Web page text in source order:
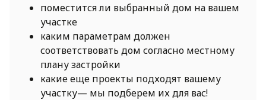
поместится ли выбранный дом на вашем
участке
каким параметрам должен
соответствовать дом согласно местному
плану застройки
какие еще проекты подходят вашему
участку— мы подберем их для вас!